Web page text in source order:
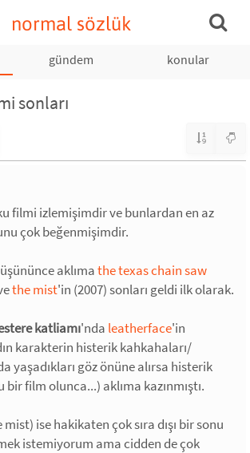
normal sözlük
gündem konular
sonları
filmi izlemişimdir ve bunlardan en az
çok beğenmişimdir.
aklımathe texas chain saw
the mist'in (2007) sonları geldi ilk olarak.
katliamı'nda leatherface'in
karakterin histerik kahkahaları/
yaşadıkları göz önüne alırsa histerik
film olunca...) aklıma kazınmıştı.
ise hakikaten çok sıra dışı bir sonu
istemiyorum ama cidden de çok